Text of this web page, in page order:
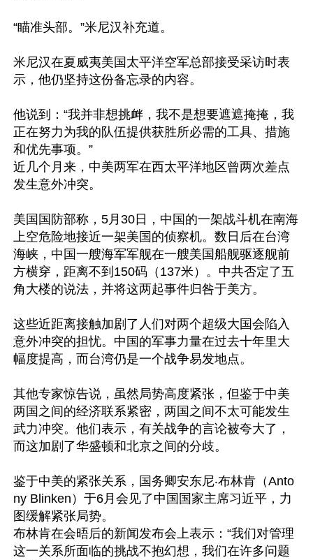
“瞄准头部。”米尼汉补充道。
米尼汉在夏威夷美国太平洋空军总部接受采访时表
示，他仍坚持这份备忘录的内容。
他说到：“我并非想挑衅，我不是想要遮遮掩掩，我
正在努力为我的队伍提供获胜所必需的工具、措施
和优先事项。”
近几个月来，中美两军在西太平洋地区曾两次差点
发生意外冲突。
美国国防部称，5月30日，中国的一架战斗机在南海
上空危险地接近一架美国的侦察机。数日后在台湾
海峡，中国一艘海军军舰在一艘美国船舰驱逐舰前
方横穿，距离不到150码（137米）。中共否定了五
角大楼的说法，并将这两起事件归咎于美方。
这些近距离接触加剧了人们对两个超级大国会陷入
意外冲突的担忧。中国的军事力量在过去十年里大
幅度提高，而台湾仍是一个战争易发地点。
其他专家惊告说，虽然局势高度紧张，但鉴于中美
两国之间的经济联系紧密，两国之间不太可能发生
武力冲突。他们表示，有关战争的言论被夸大了，
而这加剧了华盛顿和北京之间的分歧。
鉴于中美的紧张关系，国务卿安东尼‧布林肯（Anto
ny Blinken）于6月会见了中国国家主席习近平，力
图缓解紧张局势。
布林肯在会晤后的新闻发布会上表示：“我们对管理
这一关系所面临的挑战不抱幻想，我们在许多问题